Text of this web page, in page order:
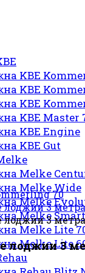
KBE
KBE
KBE
KBE Master
KBE Engine
KBE Gut
Melke
Melke Wide
Melke
Melke Smart
Melke Lite
Melke Lite
70
лоджии 3 метра
лоджии 3 метра
лоджии 3